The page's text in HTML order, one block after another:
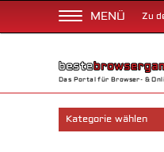
MENÜ Zu
Das Portal für Browser- &
Kategorie wählen